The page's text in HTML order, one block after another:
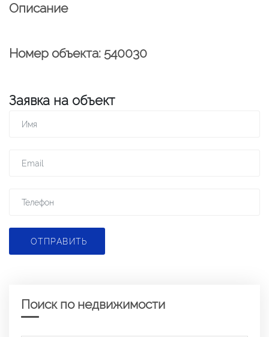
Описание
Номер объекта: 540030
Заявка на объект
ОТПРАВИТЬ
Поиск по недвижимости